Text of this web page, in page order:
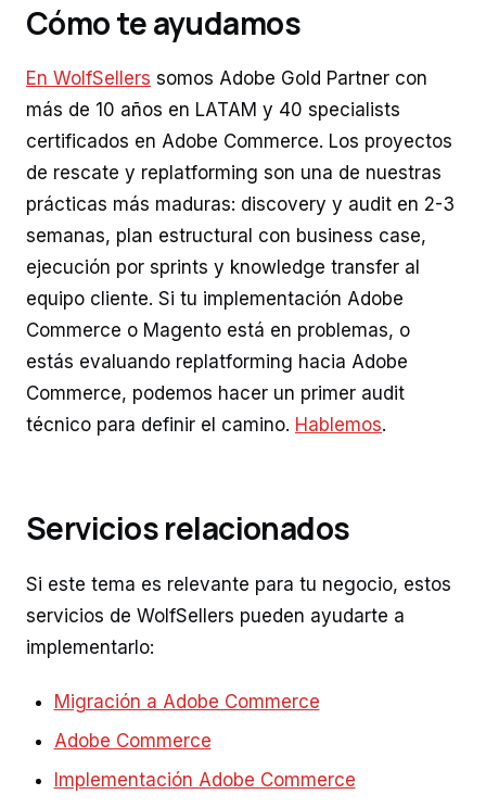
Cómo te ayudamos
En WolfSellers somos Adobe Gold Partner con
más de 10 años en LATAM y 40 specialists
certificados en Adobe Commerce. Los proyectos
de rescate y replatforming son una de nuestras
prácticas más maduras: discovery y audit en 2-3
semanas, plan estructural con business case,
ejecución por sprints y knowledge transfer al
equipo cliente. Si tu implementación Adobe
Commerce o Magento está en problemas, o
estás evaluando replatforming hacia Adobe
Commerce, podemos hacer un primer audit
técnico para definir el camino. Hablemos.
Servicios relacionados
Si este tema es relevante para tu negocio, estos
servicios de WolfSellers pueden ayudarte a
implementarlo:
Migración a Adobe Commerce
Adobe Commerce
Implementación Adobe Commerce